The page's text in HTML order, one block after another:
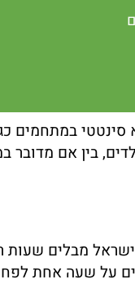
במתחמים
בין אם
מבלים שעות
על שעה אחת